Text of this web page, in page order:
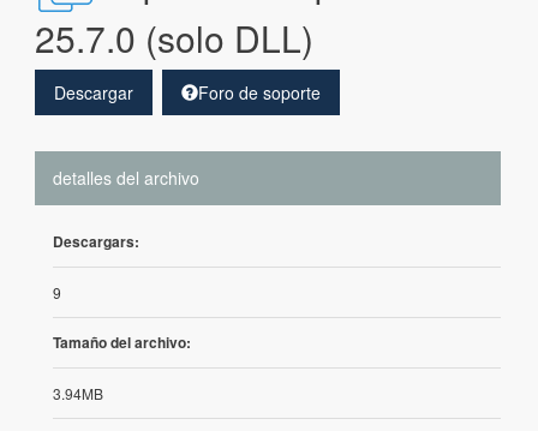
25.7.0 (solo DLL)
Descargar Foro de soporte
detalles del archivo
Descargars:
9
Tamaño del archivo:
3.94MB